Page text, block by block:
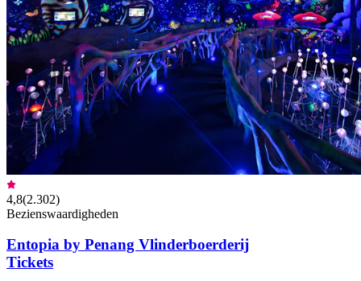
4,8(2.302)
Bezienswaardigheden
Entopia by Penang Vlinderboerderij
Tickets